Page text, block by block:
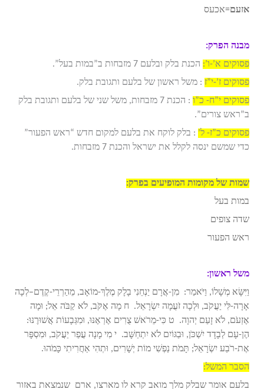
אזעם=אכעס
מבנה הפרק:
פסוקים א’-ו’: הכנת בלק ובלעם 7 מזבחות ב”במות בעל”.
פסוקים ז’-י”ז : משל ראשון של בלעם ותגובת בלק.
פסוקים י”ח- כ”ו
: הכנת 7 מזבחות, משל שני של בלעם ותגובת בלק
ב”ראש צורים”.
פסוקים כ”ז- ל’ : בלק לוקח את בלעם למקום חדש “ראש הפעור”
כדי שמשם ינסה לקלל את ישראל והכנת 7 מזבחות.
שמות של מקומות המופיעים בפרק:
במות בעל
שדה צופים
ראש הפעור
משל ראשון:
וַיִּשָּׂא מְשָׁלוֹ, וַיֹּאמַר: מִן-אֲרָם יַנְחֵנִי בָלָק מֶלֶךְ-מוֹאָב, מֵהַרְרֵי-קֶדֶם–לְכָה
אָרָה-לִּי יַעֲקֹב, וּלְכָה זֹעֲמָה יִשְׂרָאֵל. ח מָה אֶקֹּב, לֹא קַבֹּה אֵל; וּמָה
אֶזְעֹם, לֹא זָעַם יְהוָה. ט כִּי-מֵרֹאשׁ צֻרִים אֶרְאֶנּוּ, וּמִגְּבָעוֹת אֲשׁוּרֶנּוּ:
הֶן-עָם לְבָדָד יִשְׁכֹּן, וּבַגּוֹיִם לֹא יִתְחַשָּׁב. י מִי מָנָה עֲפַר יַעֲקֹב, וּמִסְפָּר
אֶת-רֹבַע יִשְׂרָאֵל; תָּמֹת נַפְשִׁי מוֹת יְשָׁרִים, וּתְהִי אַחֲרִיתִי כָּמֹהוּ.
הסבר המשל:
בלעם אומר שבלק מלך מואב קרא לו מארצו, ארם שנמצאת באזור